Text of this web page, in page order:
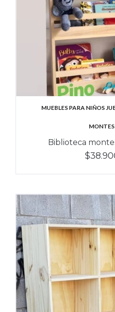
MUEBLES PARA NIÑOS
Biblioteca